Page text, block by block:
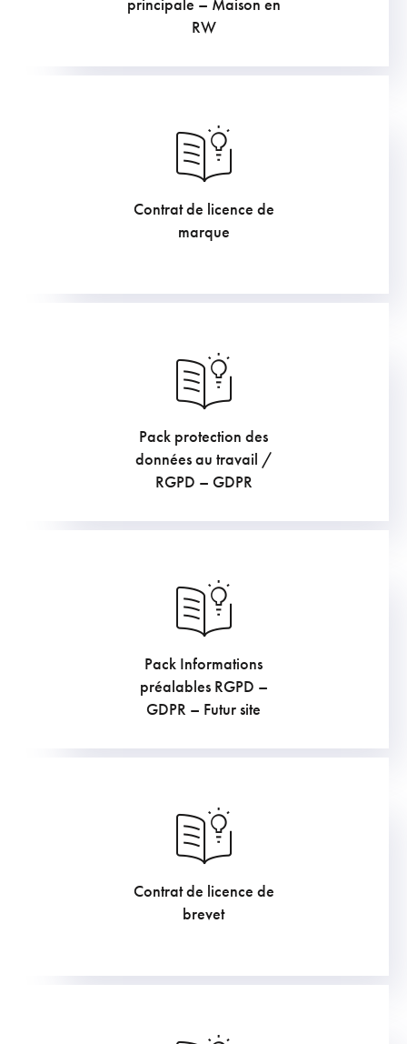
RW
Contrat de licence de
marque
605€
Pack protection des
données au travail /
RGPD – GDPR
169.4€
Pack Informations
préalables RGPD –
GDPR – Futur site
907.5€
Contrat de licence de
brevet
605€